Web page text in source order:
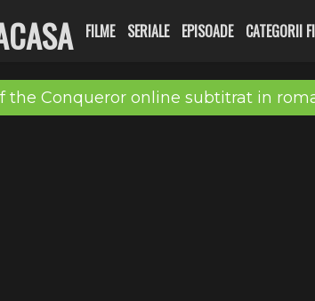
FILME SERIALE EPISOADE CATEGORII
the Conqueror online subtitrat in